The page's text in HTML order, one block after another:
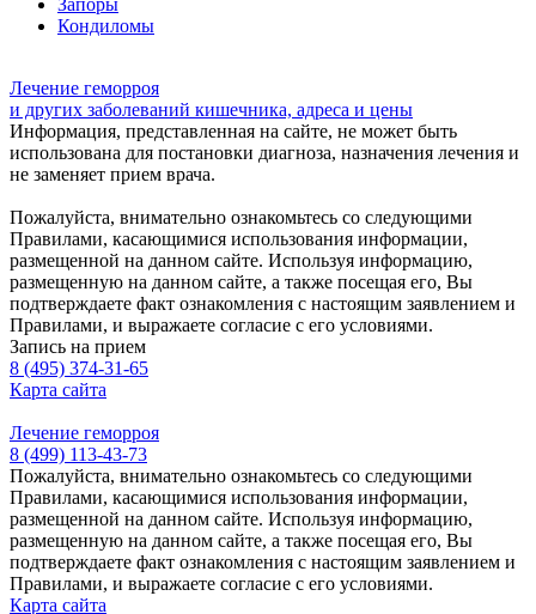
Запоры
Кондиломы
Лечение геморроя
и других заболеваний кишечника, адреса и цены
Информация, представленная на сайте, не может быть
использована для постановки диагноза, назначения лечения и
не заменяет прием врача.
Пожалуйста, внимательно ознакомьтесь со следующими
Правилами, касающимися использования информации,
размещенной на данном сайте. Используя информацию,
размещенную на данном сайте, а также посещая его, Вы
подтверждаете факт ознакомления с настоящим заявлением и
Правилами, и выражаете согласие с его условиями.
Запись на прием
8 (495) 374-31-65
Карта сайта
Лечение геморроя
8 (499) 113-43-73
Пожалуйста, внимательно ознакомьтесь со следующими
Правилами, касающимися использования информации,
размещенной на данном сайте. Используя информацию,
размещенную на данном сайте, а также посещая его, Вы
подтверждаете факт ознакомления с настоящим заявлением и
Правилами, и выражаете согласие с его условиями.
Карта сайта